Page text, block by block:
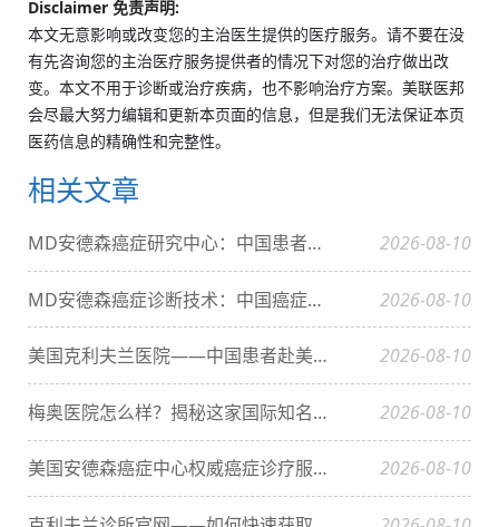
Disclaimer 免责声明:
本文无意影响或改变您的主治医生提供的医疗服务。请不要在没
有先咨询您的主治医疗服务提供者的情况下对您的治疗做出改
变。本文不用于诊断或治疗疾病，也不影响治疗方案。美联医邦
会尽最大努力编辑和更新本页面的信息，但是我们无法保证本页
医药信息的精确性和完整性。
相关文章
MD安德森癌症研究中心：中国患者需要知道的五大核心优势解析 2026-08-10
MD安德森癌症诊断技术：中国癌症患者如何改写生存结局？ 2026-08-10
美国克利夫兰医院——中国患者赴美就医首选 2026-08-10
梅奥医院怎么样？揭秘这家国际知名医疗机构的独特之处 2026-08-10
美国安德森癌症中心权威癌症诊疗服务全球患者信赖之选 2026-08-10